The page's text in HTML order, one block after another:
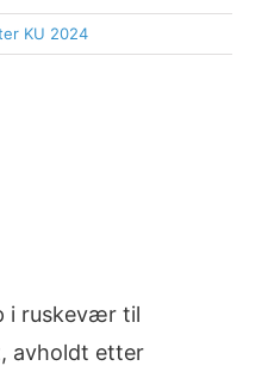
KU 2024
i ruskevær til
avholdt etter